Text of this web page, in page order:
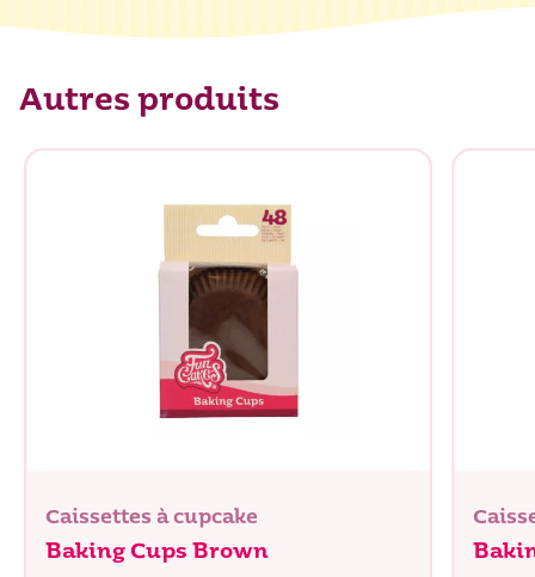
Autres produits
Caissettes à cupcake
Baking Cups Brown